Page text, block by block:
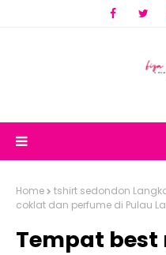
Home tshirt sedondon
coklat dan perfume di Pulau
Tempat